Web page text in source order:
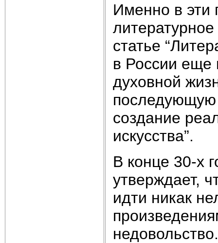
Именно в эти
статье
в России еще
духовной
последующую
создание
искусства”.
В конце 30-х
утверждает,
идти никак
недовольство.